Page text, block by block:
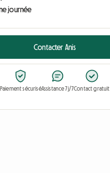
Contacter Anis
Paiement sécuriséAssistance 7j/7Contact gratuit